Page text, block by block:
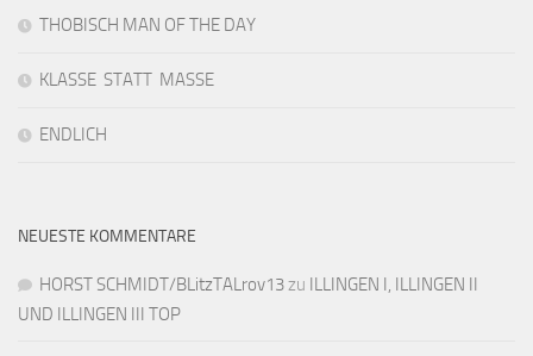
THOBISCH MAN OF THE DAY
KLASSE STATT MASSE
ENDLICH
NEUESTE KOMMENTARE
HORST SCHMIDT/BLitzTALrov13zu ILLINGEN I, ILLINGEN II
UND ILLINGEN III TOP